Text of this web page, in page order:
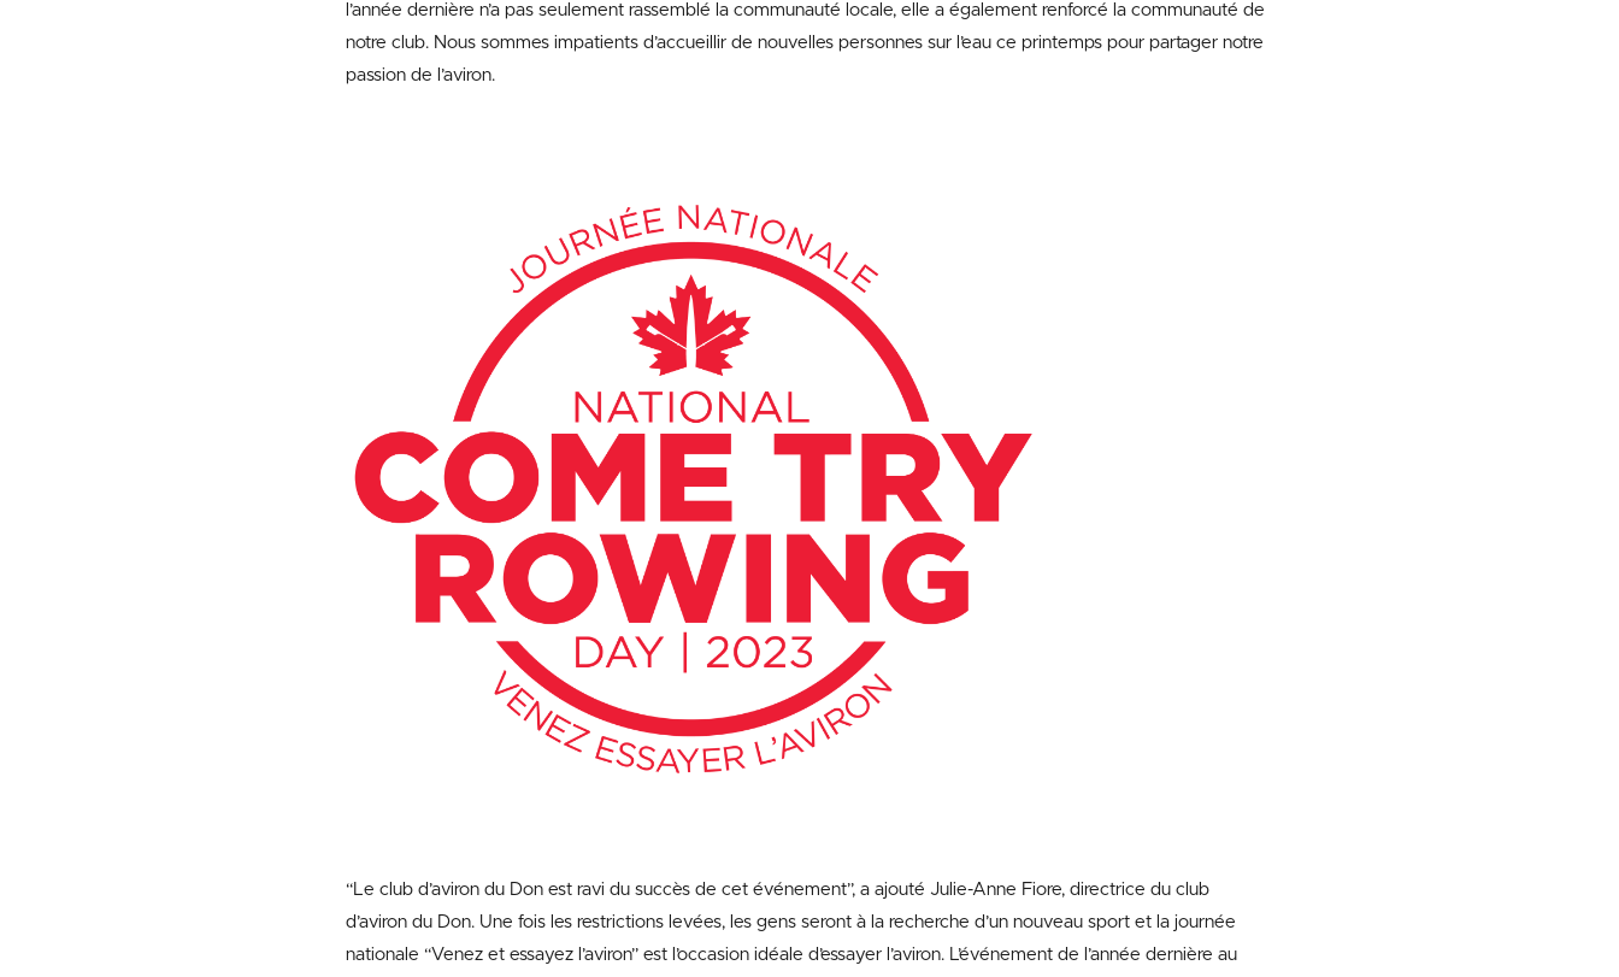
l’année dernière n’a pas seulement rassemblé la communauté locale, elle a également renforcé la communauté de
notre club. Nous sommes impatients d’accueillir de nouvelles personnes sur l’eau ce printemps pour partager notre
passion de l’aviron.
“Le club d’aviron du Don est ravi du succès de cet événement”, a ajouté Julie-Anne Fiore, directrice du club
d’aviron du Don. Une fois les restrictions levées, les gens seront à la recherche d’un nouveau sport et la journée
nationale “Venez et essayez l’aviron” est l’occasion idéale d’essayer l’aviron. L’événement de l’année dernière au